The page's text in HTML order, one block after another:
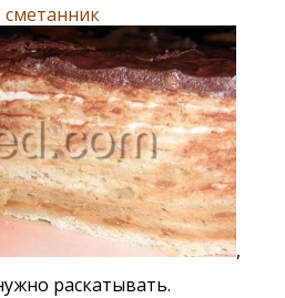
сметанник
,
раскатывать.